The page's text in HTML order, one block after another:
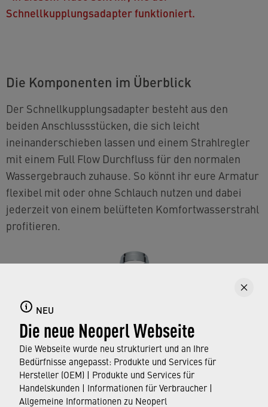
NEU
Die neue Neoperl Webseite
Die Webseite wurde neu strukturiert und an Ihre
Bedürfnisse angepasst: Produkte und Services für
Hersteller (OEM) | Produkte und Services für
Handelskunden | Informationen für Verbraucher |
Allgemeine Informationen zu Neoperl
Schnellkupplungsadapter funktioniert.
Die Komponenten im Überblick
Der Schnellkupplungsadapter besteht aus den
beiden Anschlussstücken, die sich leicht
ineinanderschieben lassen und einem Strahlregler
mit einem Full Flow Durchfluss für den normalen
Wassergebrauch zuhause. So könnt ihr eure Armatur
flexibel mit oder ohne Schlauch nutzen und dabei
jederzeit von einem belüfteten Komfortwasserstrahl
profitieren.